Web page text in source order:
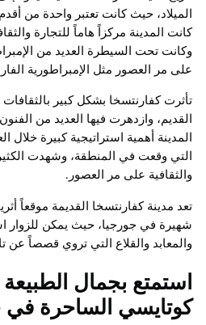
الميلاد، حيث كانت تعتبر واحدة من
كانت المدينة مركزاً هاماً للتجارة
وكانت تحت السيطرة العديد من
على مر العصور مثل الإمبراطورية
تأثرت كفارنتسخا بشكل كبير بالثقافات
القديم، وازدهرت فيها العديد من
المدينة أهمية استراتيجية كبيرة
التي وقعت في المنطقة، وشهدت
والثقافية على مر العصور.
تعد مدينة كفارنتسخا القديمة موقعاً
شهيرة في جورجيا، حيث يمكن للزوار
والمعابد والقلاع التي تروي قصصاً عن
استمتع بجمال
كوتايسي الساحرة في